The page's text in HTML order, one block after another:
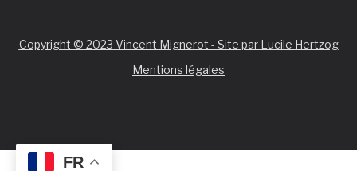
Copyright © 2023 Vincent Mignerot - Site par Lucile Hertzog
Mentions légales
FR